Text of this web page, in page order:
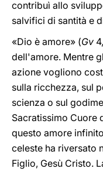
contribuì allo
salvifici di santità e
«Dio è amore» (Gv
dell'amore. Mentre
azione vogliono
sulla ricchezza, sul
scienza o sul
Sacratissimo Cuore
questo amore
celeste ha riversato
Figlio, Gesù Cristo.